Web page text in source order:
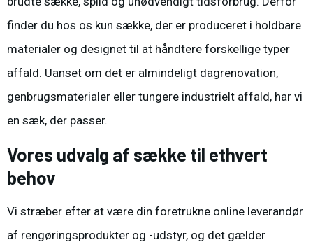
finder du hos os kun sække, der er produceret i holdbare
materialer og designet til at håndtere forskellige typer
affald. Uanset om det er almindeligt dagrenovation,
genbrugsmaterialer eller tungere industrielt affald, har vi
en sæk, der passer.
Vores udvalg af sække til ethvert
behov
Vi stræber efter at være din foretrukne online leverandør
af rengøringsprodukter og -udstyr, og det gælder